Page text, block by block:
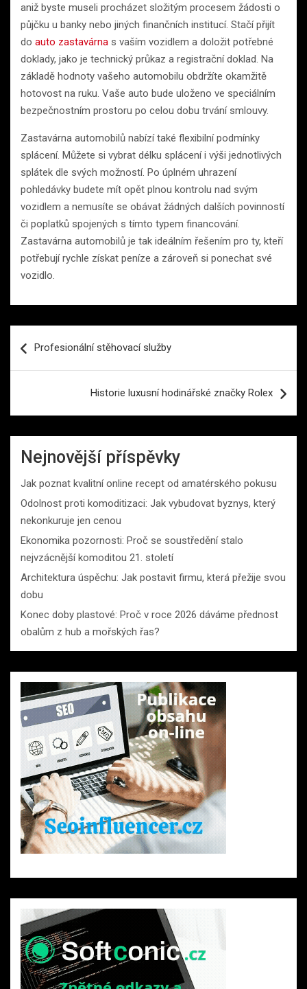
aniž byste museli procházet složitým procesem žádosti o
půjčku u banky nebo jiných finančních institucí. Stačí přijít
do auto zastavárna s vaším vozidlem a doložit potřebné
doklady, jako je technický průkaz a registrační doklad. Na
základě hodnoty vašeho automobilu obdržíte okamžitě
hotovost na ruku. Vaše auto bude uloženo ve speciálním
bezpečnostním prostoru po celou dobu trvání smlouvy.
Zastavárna automobilů nabízí také flexibilní podmínky
splácení. Můžete si vybrat délku splácení i výši jednotlivých
splátek dle svých možností. Po úplném uhrazení
pohledávky budete mít opět plnou kontrolu nad svým
vozidlem a nemusíte se obávat žádných dalších povinností
či poplatků spojených s tímto typem financování.
Zastavárna automobilů je tak ideálním řešením pro ty, kteří
potřebují rychle získat peníze a zároveň si ponechat své
vozidlo.
proProfesionální stěhovací služby
Historie luxusní hodinářské značky Rolex
Nejnovější příspěvky
Jak poznat kvalitní online recept od amatérského pokusu
Odolnost proti komoditizaci: Jak vybudovat byznys, který
nekonkuruje jen cenou
Ekonomika pozornosti: Proč se soustředění stalo
nejvzácnější komoditou 21. století
Architektura úspěchu: Jak postavit firmu, která přežije svou
dobu
Konec doby plastové: Proč v roce 2026 dáváme přednost
obalům z hub a mořských řas?